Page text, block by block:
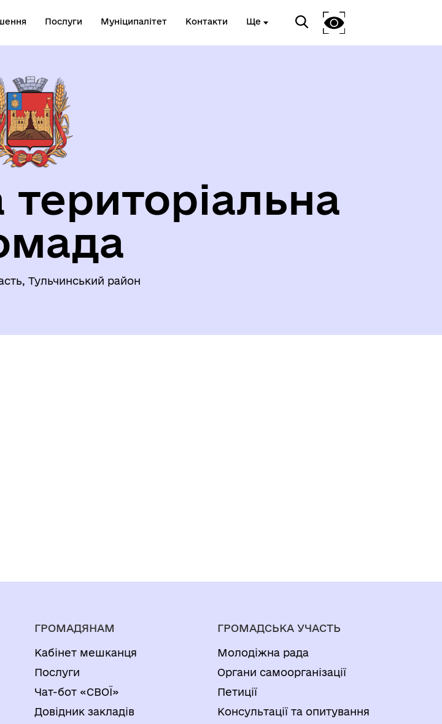
Послуги Муніципалітет Контакти Ще
Тульчинський район
ГРОМАДЯНАМ
Кабінет мешканця
Послуги
Чат-бот «СВОЇ»
Довідник закладів
ГРОМАДСЬКА УЧАСТЬ
Молодіжна рада
Органи самоорганізації
Петиції
Консультації та опитування